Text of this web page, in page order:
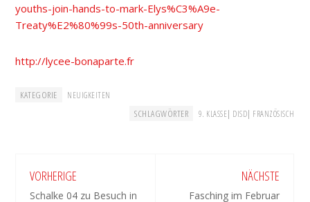
youths-join-hands-to-mark-Elys%C3%A9e-
Treaty%E2%80%99s-50th-anniversary
http://lycee-bonaparte.fr
KATEGORIE NEUIGKEITEN
SCHLAGWÖRTER 9. KLASSE| DISD| FRANZÖSISCH
VORHERIGE
Schalke 04 zu Besuch in
NÄCHSTE
Fasching im Februar